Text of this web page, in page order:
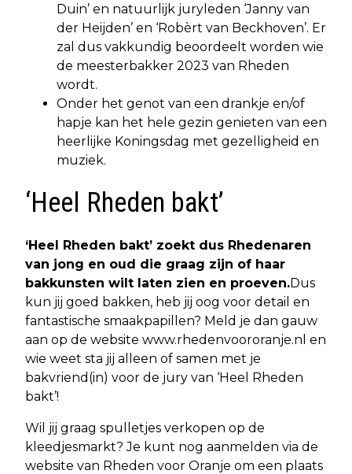
Duin’ en natuurlijk juryleden ‘Janny van
der Heijden’ en ‘Robèrt van Beckhoven’. Er
zal dus vakkundig beoordeelt worden wie
de meesterbakker 2023 van Rheden
wordt.
Onder het genot van een drankje en/of
hapje kan het hele gezin genieten van een
heerlijke Koningsdag met gezelligheid en
muziek.
‘Heel Rheden bakt’
‘Heel Rheden bakt’ zoekt dus Rhedenaren
van jong en oud die graag zijn of haar
bakkunsten wilt laten zien en proeven.Dus
kun jij goed bakken, heb jij oog voor detail en
fantastische smaakpapillen? Meld je dan gauw
aan op de website www.rhedenvoororanje.nl en
wie weet sta jij alleen of samen met je
bakvriend(in) voor de jury van ‘Heel Rheden
bakt’!
Wil jij graag spulletjes verkopen op de
kleedjesmarkt? Je kunt nog aanmelden via de
website van Rheden voor Oranje om een plaats